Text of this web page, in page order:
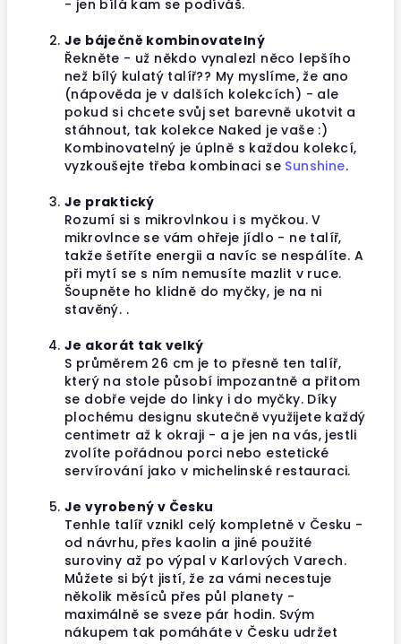
- jen bílá kam se podíváš.
Je báječně kombinovatelný
Řekněte - už někdo vynalezl něco lepšího
než bílý kulatý talíř?? My myslíme, že ano
(nápověda je v dalších kolekcích) - ale
pokud si chcete svůj set barevně ukotvit a
stáhnout, tak kolekce Naked je vaše :)
Kombinovatelný je úplně s každou kolekcí,
vyzkoušejte třeba kombinaci se Sunshine.
Je praktický
Rozumí si s mikrovlnkou i s myčkou. V
mikrovlnce se vám ohřeje jídlo - ne talíř,
takže šetříte energii a navíc se nespálíte. A
při mytí se s ním nemusíte mazlit v ruce.
Šoupněte ho klidně do myčky, je na ni
stavěný. .
Je akorát tak velký
S průměrem 26 cm je to přesně ten talíř,
který na stole působí impozantně a přitom
se dobře vejde do linky i do myčky. Díky
plochému designu skutečně využijete každý
centimetr až k okraji - a je jen na vás, jestli
zvolíte pořádnou porci nebo estetické
servírování jako v michelinské restauraci.
Je vyrobený v Česku
Tenhle talíř vznikl celý kompletně v Česku -
od návrhu, přes kaolin a jiné použité
suroviny až po výpal v Karlových Varech.
Můžete si být jistí, že za vámi necestuje
několik měsíců přes půl planety -
maximálně se sveze pár hodin. Svým
nákupem tak pomáháte v Česku udržet